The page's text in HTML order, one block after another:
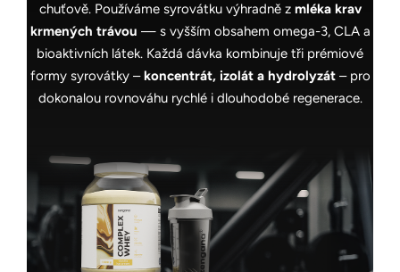
chuťově. Používáme syrovátku výhradně z mléka krav
krmených trávou — s vyšším obsahem omega-3, CLA a
bioaktivních látek. Každá dávka kombinuje tři prémiové
formy syrovátky –koncentrát, izolát a hydrolyzát– pro
dokonalou rovnováhu rychlé i dlouhodobé regenerace.